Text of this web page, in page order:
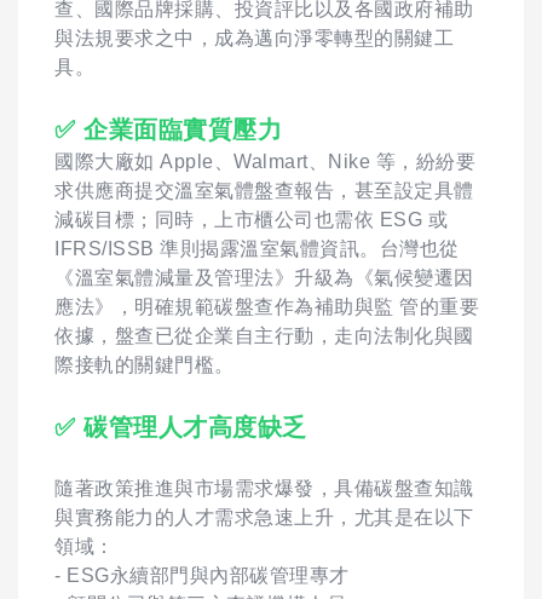
查、國際品牌採購、投資評比以及各國政府補助
與法規要求之中，成為邁向淨零轉型的關鍵工
具。
✅ 企業面臨實質壓力
國際大廠如 Apple、Walmart、Nike 等，紛紛要
求供應商提交溫室氣體盤查報告，甚至設定具體
減碳目標；同時，上市櫃公司也需依 ESG 或
IFRS/ISSB 準則揭露溫室氣體資訊。台灣也從
《溫室氣體減量及管理法》升級為《氣候變遷因
應法》，明確規範碳盤查作為補助與監 管的重要
依據，盤查已從企業自主行動，走向法制化與國
際接軌的關鍵門檻。
✅ 碳管理人才高度缺乏
隨著政策推進與市場需求爆發，具備碳盤查知識
與實務能力的人才需求急速上升，尤其是在以下
領域：
- ESG永續部門與內部碳管理專才